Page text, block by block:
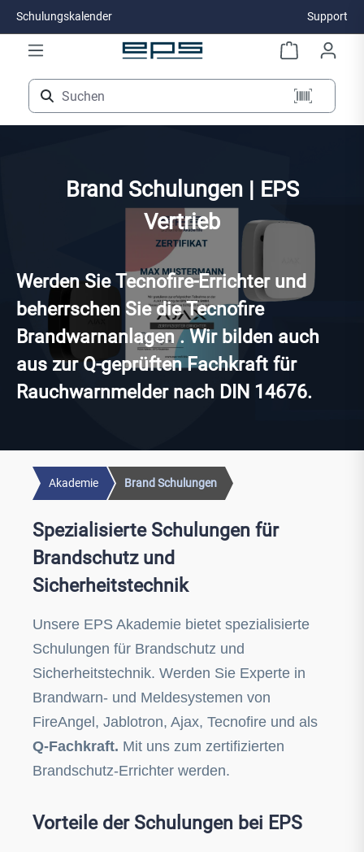
Zum Hauptinhalt springen
Schulungskalender Support
Brand Schulungen | EPS
Vertrieb
Werden Sie Tecnofire-Errichter und
beherrschen Sie die Tecnofire
Brandwarnanlagen . Wir bilden auch
aus zur Q-geprüften Fachkraft für
Rauchwarnmelder nach DIN 14676.
Akademie Brand Schulungen
Spezialisierte Schulungen für
Brandschutz und
Sicherheitstechnik
Unsere EPS Akademie bietet spezialisierte
Schulungen für Brandschutz und
Sicherheitstechnik. Werden Sie Experte in
Brandwarn- und Meldesystemen von
FireAngel, Jablotron, Ajax, Tecnofire und als
Q-Fachkraft. Mit uns zum zertifizierten
Brandschutz-Errichter werden.
Vorteile der Schulungen bei EPS